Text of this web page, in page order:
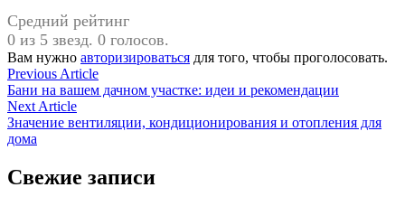
Средний рейтинг
0 из 5 звезд. 0 голосов.
Вам нужно авторизироваться для того, чтобы проголосовать.
Навигация
по
записям
Previous ArticlePrevious
article:
Бани на вашем дачном участке: идеи и рекомендации
Next ArticleNext
article:
Значение вентиляции, кондиционирования и отопления для
дома
Свежие записи